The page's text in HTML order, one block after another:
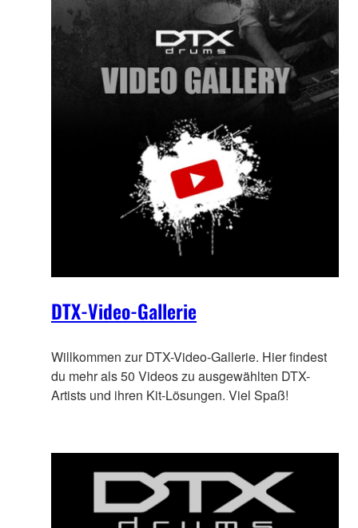
DTX-Video-Gallerie
Willkommen zur DTX-Video-Gallerie. Hier findest
du mehr als 50 Videos zu ausgewählten DTX-
Artists und ihren Kit-Lösungen. Viel Spaß!